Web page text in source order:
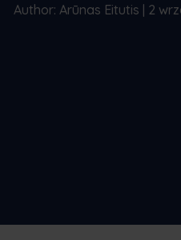
Author: Arūnas Eitutis | 2